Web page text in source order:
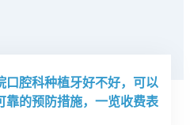
口腔科种植牙好不好，可以
靠的预防措施，一览收费表